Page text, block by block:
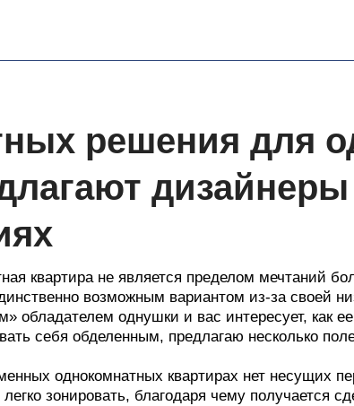
решения для
квартира не является пределом мечтаний
возможным вариантом из-за своей
обладателем однушки и вас интересует, как
себя обделенным, предлагаю несколько
однокомнатных квартирах нет несущих
зонировать, благодаря чему получается